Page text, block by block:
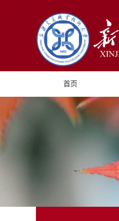
首页